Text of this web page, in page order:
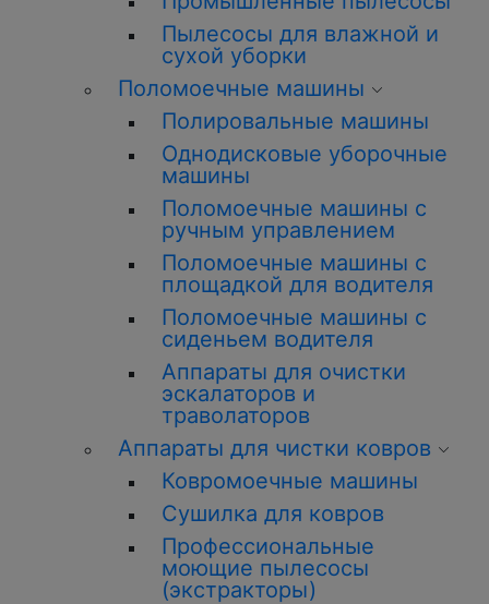
Пылесосы для влажной и
сухой уборки
Поломоечные машины
Полировальные машины
Однодисковые уборочные
машины
Поломоечные машины с
ручным управлением
Поломоечные машины с
площадкой для водителя
Поломоечные машины с
сиденьем водителя
Аппараты для очистки
эскалаторов и
траволаторов
Аппараты для чистки ковров
Ковромоечные машины
Сушилка для ковров
Профессиональные
моющие пылесосы
(экстракторы)